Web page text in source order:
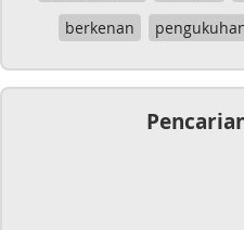
berkenan